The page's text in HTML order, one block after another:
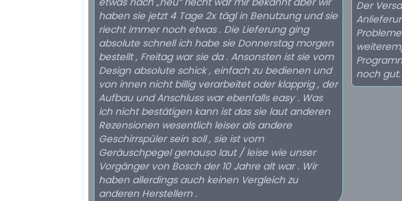
haben sie jetzt 4 Tage 2x tägl in Benutzung und sie
riecht immer noch etwas . Die Lieferung ging
absolute schnell ich habe sie Donnerstag morgen
bestellt , Freitag war sie da . Ansonsten ist sie vom
Design absolute schick , einfach zu bedienen und
von innen nicht billig verarbeitet oder klapprig , der
Aufbau und Anschluss war ebenfalls easy . Was
ich nicht bestätigen kann ist das sie laut anderen
Rezensionen wesentlich leiser als andere
Geschirrspüler sein soll , sie ist vom
Geräuschpegel genauso laut / leise wie unser
Vorgänger von Bosch der 10 Jahre alt war . Wir
haben allerdings auch keinen Vergleich zu
anderen Herstellern .
Der
Probleme. Ich kann den
noch gut.